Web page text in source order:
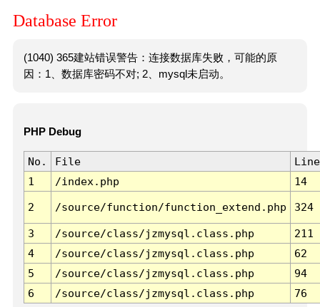
Database Error
(1040) 365建站错误警告：连接数据库失败，可能的原
因：1、数据库密码不对; 2、mysql未启动。
PHP Debug
No. File
Line
1
/index.php 14
2 /source/function/function_extend.php 324
3 /source/class/jzmysql.class.php
211
4
/source/class/jzmysql.class.php
62
5
/source/class/jzmysql.class.php
94
6
/source/class/jzmysql.class.php 76